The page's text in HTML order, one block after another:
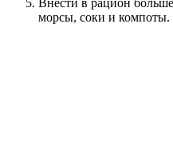
морсы, соки и компоты.